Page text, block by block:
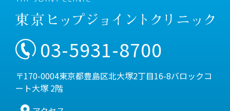
03-5931-8700
〒170-0004東京都豊島区北大塚2丁目16-8バロックコ
ート大塚 2階